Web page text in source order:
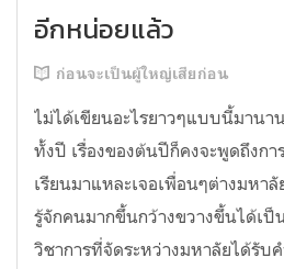
อีกหน่อยแล้ว
ก่อนจะเป็นผู้ใหญ่เสียก่อน
ไม่ได้เขียนอะไรยาวๆแบบนี้มานา
ทั้งปี เรื่องของต้นปีก็คงจะพูดถึงก
เรียนมาแหละเจอเพื่อนๆต่างมหาลั
รู้จักคนมากขึ้นกว้างขวางขึ้นได้เป็
วิชาการที่จัดระหว่างมหาลัยได้รับ